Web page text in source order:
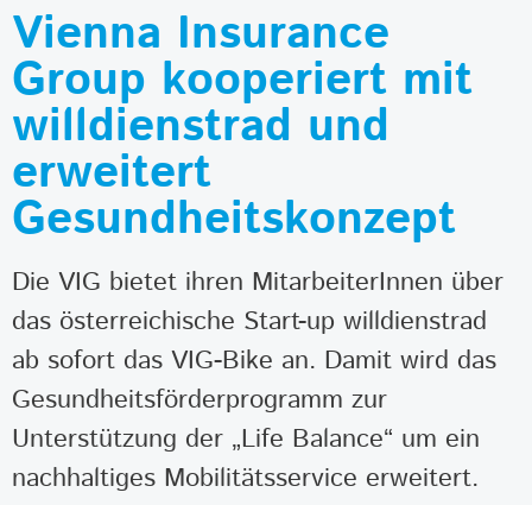
Vienna Insurance
Group kooperiert mit
willdienstrad und
erweitert
Gesundheitskonzept
Die VIG bietet ihren MitarbeiterInnen über
das österreichische Start-up willdienstrad
ab sofort das VIG-Bike an. Damit wird das
Gesundheitsförderprogramm zur
Unterstützung der „Life Balance“ um ein
nachhaltiges Mobilitätsservice erweitert.